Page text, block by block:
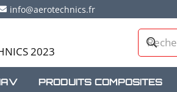
info@aerotechnics.fr
PRODUITS COMPOSITES